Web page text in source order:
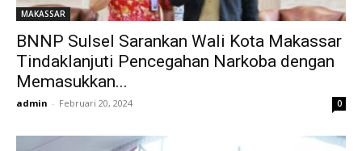
MAKASSAR
BNNP Sulsel Sarankan Wali Kota Makassar
Tindaklanjuti Pencegahan Narkoba dengan
Memasukkan...
admin - Februari 20, 2024 0